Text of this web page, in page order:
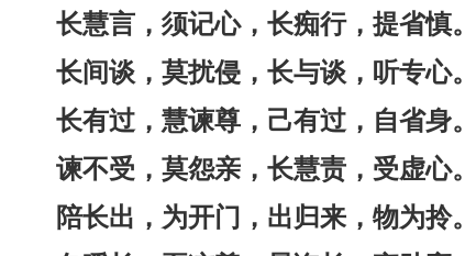
长慧言，须记心，长痴行，提省慎。
长间谈，莫扰侵，长与谈，听专心。
长有过，慧谏尊，己有过，自省身。
谏不受，莫怨亲，长慧责，受虚心。
陪长出，为开门，出归来，物为拎。